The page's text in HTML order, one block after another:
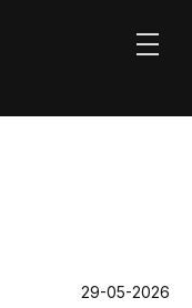
29-05-2026